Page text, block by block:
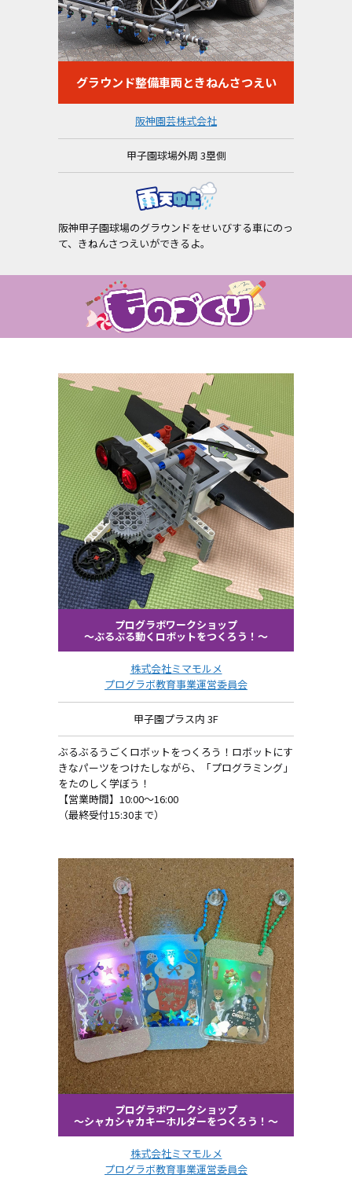
グラウンド整備車両ときねんさつえい
阪神園芸株式会社
甲子園球場外周 3塁側
阪神甲子園球場のグラウンドをせいびする車にのっ
て、きねんさつえいができるよ。
プログラボワークショップ
〜ぶるぶる動くロボットをつくろう！〜
株式会社ミマモルメ
プログラボ教育事業運営委員会
甲子園プラス内 3F
ぶるぶるうごくロボットをつくろう！ロボットにす
きなパーツをつけたしながら、「プログラミング」
をたのしく学ぼう！
【営業時間】10:00～16:00
（最終受付15:30まで）
プログラボワークショップ
～シャカシャカキーホルダーをつくろう！～
株式会社ミマモルメ
プログラボ教育事業運営委員会